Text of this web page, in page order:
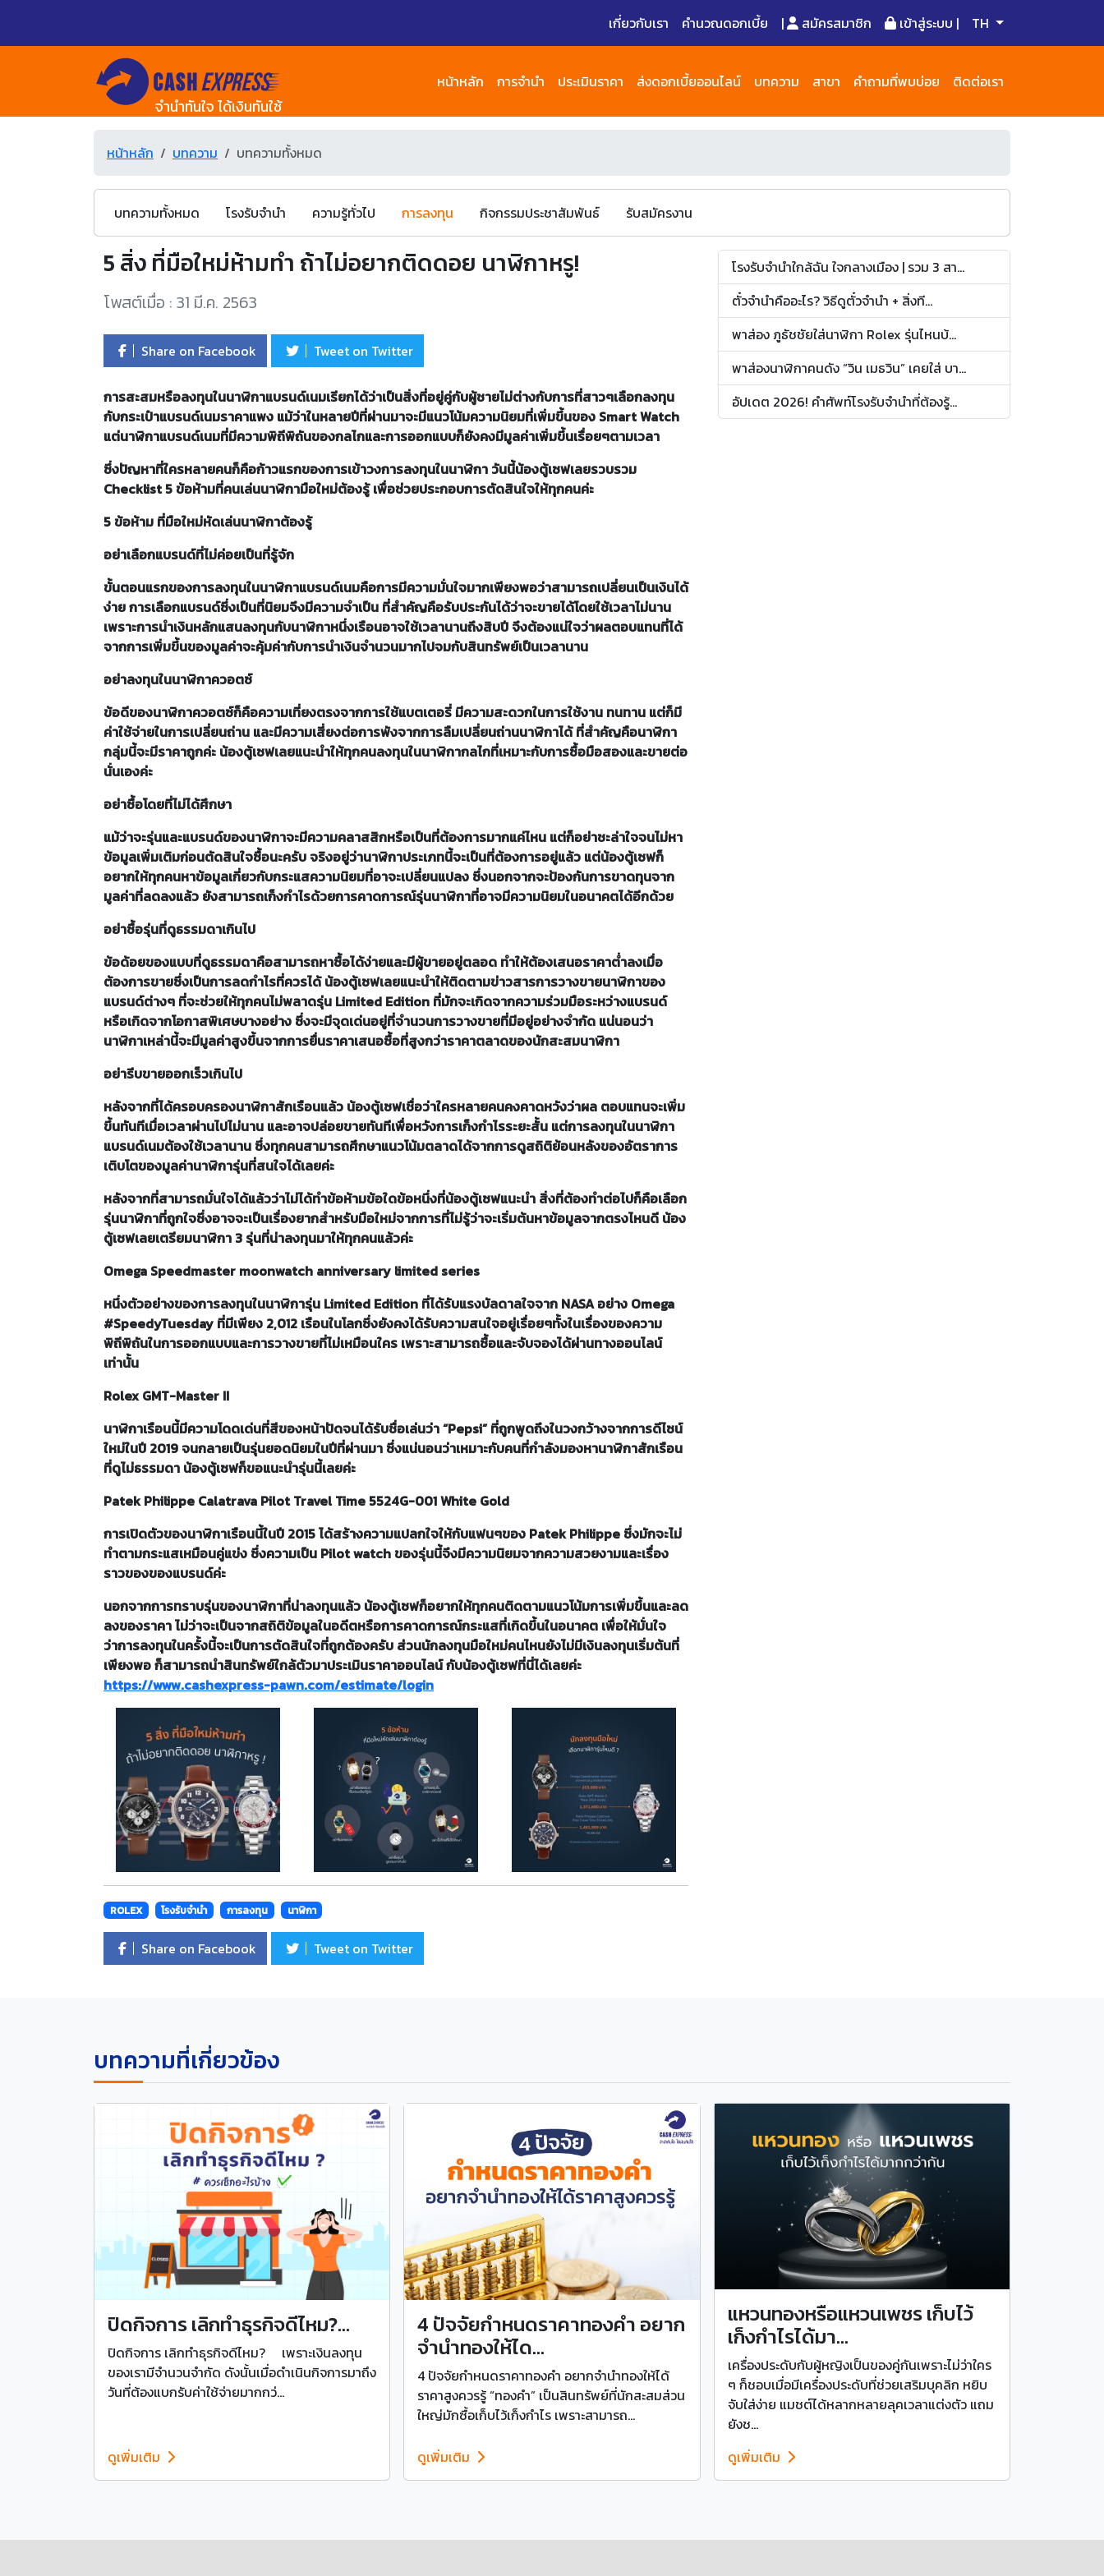
เกี่ยวกับเรา คำนวณดอกเบี้ย | สมัครสมาชิก เข้าสู่ระบบ | TH
จำนำทันใจ ได้เงินทันใช้
หน้าหลัก การจำนำ ประเมินราคา ส่งดอกเบี้ยออนไลน์ บทความ สาขา คำถามที่พบบ่อย ติดต่อเรา
หน้าหลัก บทความ บทความทั้งหมด
บทความทั้งหมด โรงรับจำนำ ความรู้ทั่วไป การลงทุน กิจกรรมประชาสัมพันธ์ รับสมัครงาน
5 สิ่ง ที่มือใหม่ห้ามทำ ถ้าไม่อยากติดดอย นาฬิกาหรู!
โพสต์เมื่อ : 31 มี.ค. 2563
Share on Facebook Tweet on Twitter
การสะสมหรือลงทุนในนาฬิกาแบรนด์เนมเรียกได้ว่าเป็นสิ่งที่อยู่คู่กับผู้ชายไม่ต่างกับการที่สาวๆเลือกลงทุน
กับกระเป๋าแบรนด์เนมราคาแพง แม้ว่าในหลายปีที่ผ่านมาจะมีแนวโน้มความนิยมที่เพิ่มขึ้นของ Smart Watch
แต่นาฬิกาแบรนด์เนมที่มีความพิถีพิถันของกลไกและการออกแบบก็ยังคงมีมูลค่าเพิ่มขึ้นเรื่อยๆตามเวลา
ซึ่งปัญหาที่ใครหลายคนก็คือก้าวแรกของการเข้าวงการลงทุนในนาฬิกา วันนี้น้องตู้เซฟเลยรวบรวม
Checklist 5 ข้อห้ามที่คนเล่นนาฬิกามือใหม่ต้องรู้ เพื่อช่วยประกอบการตัดสินใจให้ทุกคนค่ะ
5 ข้อห้าม ที่มือใหม่หัดเล่นนาฬิกาต้องรู้
อย่าเลือกแบรนด์ที่ไม่ค่อยเป็นที่รู้จัก
ขั้นตอนแรกของการลงทุนในนาฬิกาแบรนด์เนมคือการมีความมั่นใจมากเพียงพอว่าสามารถเปลี่ยนเป็นเงินได้
ง่าย การเลือกแบรนด์ซึ่งเป็นที่นิยมจึงมีความจำเป็น ที่สำคัญคือรับประกันได้ว่าจะขายได้โดยใช้เวลาไม่นาน
เพราะการนำเงินหลักแสนลงทุนกับนาฬิกาหนึ่งเรือนอาจใช้เวลานานถึงสิบปี จึงต้องแน่ใจว่าผลตอบแทนที่ได้
จากการเพิ่มขึ้นของมูลค่าจะคุ้มค่ากับการนำเงินจำนวนมากไปจมกับสินทรัพย์เป็นเวลานาน
อย่าลงทุนในนาฬิกาควอตซ์
ข้อดีของนาฬิกาควอตซ์ก็คือความเที่ยงตรงจากการใช้แบตเตอรี่ มีความสะดวกในการใช้งาน ทนทาน แต่ก็มี
ค่าใช้จ่ายในการเปลี่ยนถ่าน และมีความเสี่ยงต่อการพังจากการลืมเปลี่ยนถ่านนาฬิกาได้ ที่สำคัญคือนาฬิกา
กลุ่มนี้จะมีราคาถูกค่ะ น้องตู้เซฟเลยแนะนำให้ทุกคนลงทุนในนาฬิกากลไกที่เหมาะกับการซื้อมือสองและขายต่อ
นั่นเองค่ะ
อย่าซื้อโดยที่ไม่ได้ศึกษา
แม้ว่าจะรุ่นและแบรนด์ของนาฬิกาจะมีความคลาสสิกหรือเป็นที่ต้องการมากแค่ไหน แต่ก็อย่าชะล่าใจจนไม่หา
ข้อมูลเพิ่มเติมก่อนตัดสินใจซื้อนะครับ จริงอยู่ว่านาฬิกาประเภทนี้จะเป็นที่ต้องการอยู่แล้ว แต่น้องตู้เซฟก็
อยากให้ทุกคนหาข้อมูลเกี่ยวกับกระแสความนิยมที่อาจะเปลี่ยนแปลง ซึ่งนอกจากจะป้องกันการขาดทุนจาก
มูลค่าที่ลดลงแล้ว ยังสามารถเก็งกำไรด้วยการคาดการณ์รุ่นนาฬิกาที่อาจมีความนิยมในอนาคตได้อีกด้วย
อย่าซื้อรุ่นที่ดูธรรมดาเกินไป
ข้อด้อยของแบบที่ดูธรรมดาคือสามารถหาซื้อได้ง่ายและมีผู้ขายอยู่ตลอด ทำให้ต้องเสนอราคาต่ำลงเมื่อ
ต้องการขายซึ่งเป็นการลดกำไรที่ควรได้ น้องตู้เซฟเลยแนะนำให้ติดตามข่าวสารการวางขายนาฬิกาของ
แบรนด์ต่างๆ ที่จะช่วยให้ทุกคนไม่พลาดรุ่น Limited Edition ที่มักจะเกิดจากความร่วมมือระหว่างแบรนด์
หรือเกิดจากโอกาสพิเศษบางอย่าง ซึ่งจะมีจุดเด่นอยู่ที่จำนวนการวางขายที่มีอยู่อย่างจำกัด แน่นอนว่า
นาฬิกาเหล่านี้จะมีมูลค่าสูงขึ้นจากการยื่นราคาเสนอซื้อที่สูงกว่าราคาตลาดของนักสะสมนาฬิกา
อย่ารีบขายออกเร็วเกินไป
หลังจากที่ได้ครอบครองนาฬิกาสักเรือนแล้ว น้องตู้เซฟเชื่อว่าใครหลายคนคงคาดหวังว่าผล ตอบแทนจะเพิ่ม
ขึ้นทันทีเมื่อเวลาผ่านไปไม่นาน และอาจปล่อยขายทันทีเพื่อหวังการเก็งกำไรระยะสั้น แต่การลงทุนในนาฬิกา
แบรนด์เนมต้องใช้เวลานาน ซึ่งทุกคนสามารถศึกษาแนวโน้มตลาดได้จากการดูสถิติย้อนหลังของอัตราการ
เติบโตของมูลค่านาฬิการุ่นที่สนใจได้เลยค่ะ
หลังจากที่สามารถมั่นใจได้แล้วว่าไม่ได้ทำข้อห้ามข้อใดข้อหนึ่งที่น้องตู้เซฟแนะนำ สิ่งที่ต้องทำต่อไปก็คือเลือก
รุ่นนาฬิกาที่ถูกใจซึ่งอาจจะเป็นเรื่องยากสำหรับมือใหม่จากการที่ไม่รู้ว่าจะเริ่มต้นหาข้อมูลจากตรงไหนดี น้อง
ตู้เซฟเลยเตรียมนาฬิกา 3 รุ่นที่น่าลงทุนมาให้ทุกคนแล้วค่ะ
Omega Speedmaster moonwatch anniversary limited series
หนึ่งตัวอย่างของการลงทุนในนาฬิการุ่น Limited Edition ที่ได้รับแรงบัลดาลใจจาก NASA อย่าง Omega
#SpeedyTuesday ที่มีเพียง 2,012 เรือนในโลกซึ่งยังคงได้รับความสนใจอยู่เรื่อยๆทั้งในเรื่องของความ
พิถีพิถันในการออกแบบและการวางขายที่ไม่เหมือนใคร เพราะสามารถซื้อและจับจองได้ผ่านทางออนไลน์
เท่านั้น
Rolex GMT-Master II
นาฬิกาเรือนนี้มีความโดดเด่นที่สีของหน้าปัดจนได้รับชื่อเล่นว่า “Pepsi” ที่ถูกพูดถึงในวงกว้างจากการดีไซน์
ใหม่ในปี 2019 จนกลายเป็นรุ่นยอดนิยมในปีที่ผ่านมา ซึ่งแน่นอนว่าเหมาะกับคนที่กำลังมองหานาฬิกาสักเรือน
ที่ดูไม่ธรรมดา น้องตู้เซฟก็ขอแนะนำรุ่นนี้เลยค่ะ
Patek Philippe Calatrava Pilot Travel Time 5524G-001 White Gold
การเปิดตัวของนาฬิกาเรือนนี้ในปี 2015 ได้สร้างความแปลกใจให้กับแฟนๆของ Patek Philippe ซึ่งมักจะไม่
ทำตามกระแสเหมือนคู่แข่ง ซึ่งความเป็น Pilot watch ของรุ่นนี้จึงมีความนิยมจากความสวยงามและเรื่อง
ราวของของแบรนด์ค่ะ
นอกจากการทราบรุ่นของนาฬิกาที่น่าลงทุนแล้ว น้องตู้เซฟก็อยากให้ทุกคนติดตามแนวโน้มการเพิ่มขึ้นและลด
ลงของราคา ไม่ว่าจะเป็นจากสถิติข้อมูลในอดีตหรือการคาดการณ์กระแสที่เกิดขึ้นในอนาคต เพื่อให้มั่นใจ
ว่าการลงทุนในครั้งนี้จะเป็นการตัดสินใจที่ถูกต้องครับ ส่วนนักลงทุนมือใหม่คนไหนยังไม่มีเงินลงทุนเริ่มต้นที่
เพียงพอ ก็สามารถนำสินทรัพย์ใกล้ตัวมาประเมินราคาออนไลน์ กับน้องตู้เซฟที่นี่ได้เลยค่ะ
https://www.cashexpress-pawn.com/estimate/login
ROLEX โรงรับจำนำ การลงทุน นาฬิกา
Share on Facebook Tweet on Twitter
โรงรับจำนำใกล้ฉัน ใจกลางเมือง | รวม 3 สา...
ตั๋วจำนำคืออะไร? วิธีดูตั๋วจำนำ + สิ่งที...
พาส่อง ภูธัชชัยใส่นาฬิกา Rolex รุ่นไหนบ้...
พาส่องนาฬิกาคนดัง “วิน เมธวิน” เคยใส่ บา...
อัปเดต 2026! คำศัพท์โรงรับจำนำที่ต้องรู้...
บทความที่เกี่ยวข้อง
ปิดกิจการ เลิกทำธุรกิจดีไหม?...
ปิดกิจการ เลิกทำธุรกิจดีไหม? เพราะเงินลงทุน
ของเรามีจำนวนจำกัด ดังนั้นเมื่อดำเนินกิจการมาถึง
วันที่ต้องแบกรับค่าใช้จ่ายมากกว่...
ดูเพิ่มเติม
4 ปัจจัยกำหนดราคาทองคำ อยาก
จำนำทองให้ได...
4 ปัจจัยกำหนดราคาทองคำ อยากจำนำทองให้ได้
ราคาสูงควรรู้ “ทองคำ” เป็นสินทรัพย์ที่นักสะสมส่วน
ใหญ่มักซื้อเก็บไว้เก็งกำไร เพราะสามารถ...
ดูเพิ่มเติม
แหวนทองหรือแหวนเพชร เก็บไว้
เก็งกำไรได้มา...
เครื่องประดับกับผู้หญิงเป็นของคู่กันเพราะไม่ว่าใคร
ๆ ก็ชอบเมื่อมีเครื่องประดับที่ช่วยเสริมบุคลิก หยิบ
จับใส่ง่าย แมชต์ได้หลากหลายลุคเวลาแต่งตัว แถม
ยังช...
ดูเพิ่มเติม